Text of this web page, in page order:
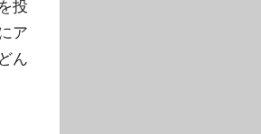
投
ア
ん